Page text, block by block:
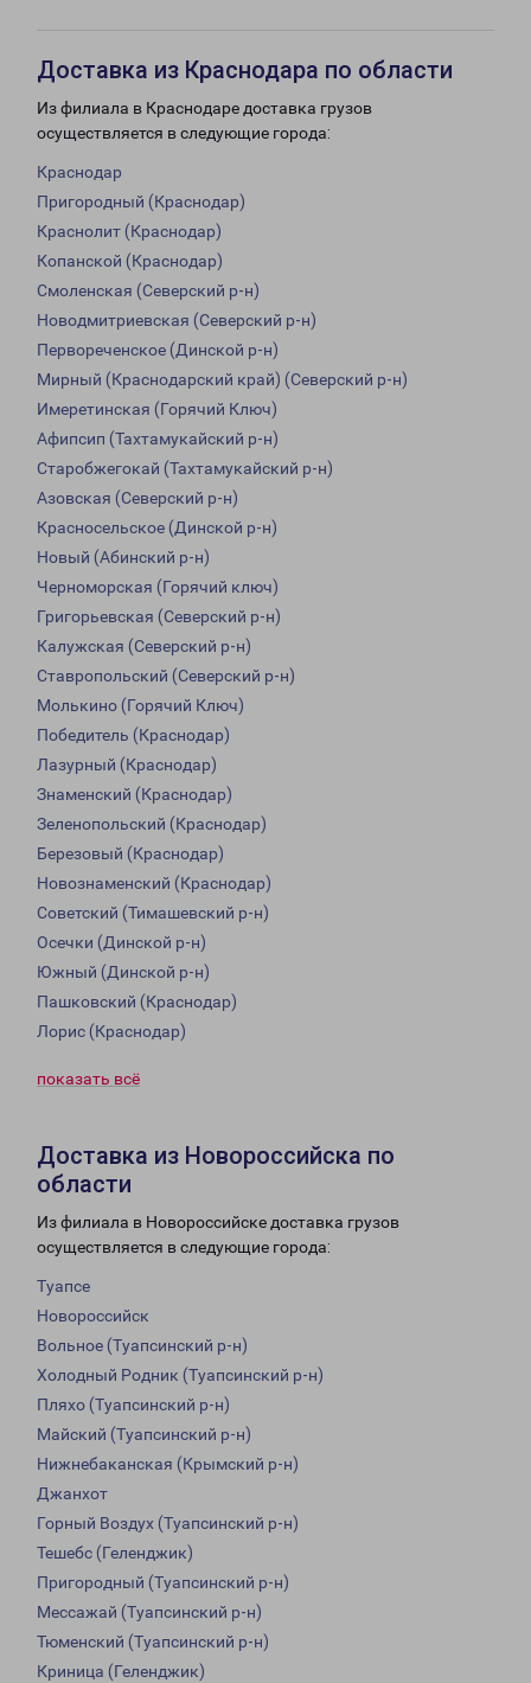
Доставка из Краснодара по области
Из филиала в Краснодаре доставка грузов
осуществляется в следующие города:
Краснодар
Пригородный (Краснодар)
Краснолит (Краснодар)
Копанской (Краснодар)
Смоленская (Северский р-н)
Новодмитриевская (Северский р-н)
Первореченское (Динской р-н)
Мирный (Краснодарский край) (Северский р-н)
Имеретинская (Горячий Ключ)
Афипсип (Тахтамукайский р-н)
Старобжегокай (Тахтамукайский р-н)
Азовская (Северский р-н)
Красносельское (Динской р-н)
Новый (Абинский р-н)
Черноморская (Горячий ключ)
Григорьевская (Северский р-н)
Калужская (Северский р-н)
Ставропольский (Северский р-н)
Молькино (Горячий Ключ)
Победитель (Краснодар)
Лазурный (Краснодар)
Знаменский (Краснодар)
Зеленопольский (Краснодар)
Березовый (Краснодар)
Новознаменский (Краснодар)
Советский (Тимашевский р-н)
Осечки (Динской р-н)
Южный (Динской р-н)
Пашковский (Краснодар)
Лорис (Краснодар)
показать всё
Доставка из Новороссийска по
области
Из филиала в Новороссийске доставка грузов
осуществляется в следующие города:
Туапсе
Новороссийск
Вольное (Туапсинский р-н)
Холодный Родник (Туапсинский р-н)
Пляхо (Туапсинский р-н)
Майский (Туапсинский р-н)
Нижнебаканская (Крымский р-н)
Джанхот
Горный Воздух (Туапсинский р-н)
Тешебс (Геленджик)
Пригородный (Туапсинский р-н)
Мессажай (Туапсинский р-н)
Тюменский (Туапсинский р-н)
Криница (Геленджик)